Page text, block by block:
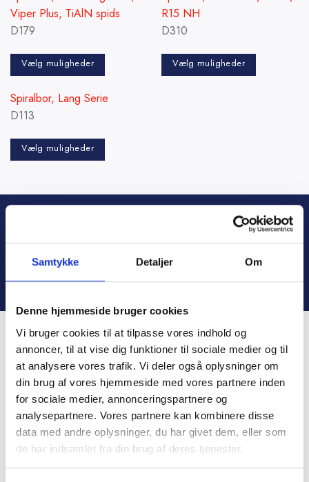
Samtykke Detaljer Om
Denne hjemmeside bruger cookies
Vi bruger cookies til at tilpasse vores indhold og
annoncer, til at vise dig funktioner til sociale medier og til
at analysere vores trafik. Vi deler også oplysninger om
din brug af vores hjemmeside med vores partnere inden
for sociale medier, annonceringspartnere og
analysepartnere. Vores partnere kan kombinere disse
data med andre oplysninger, du har givet dem, eller som
de har indsamlet fra din brug af deres tjenester.
på
varesiden
på
varesiden
har
flere
varianter.
Mulighederne
vælges
på
varesiden
har
flere
varianter.
Mulighederne
Viper Plus, TiAlN spids
D179
Vælg muligheder
vare
har
flere
varianter.
vælges
varesiden
R15 NH
D310
Vælg muligheder
vælges
varesiden
Spiralbor, Lang Serie
D113
Vælg muligheder
har
Mulighederne
på
Vi står klar til at hjælpe dig med din næste
opgave